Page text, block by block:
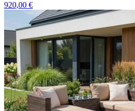
920,00 €